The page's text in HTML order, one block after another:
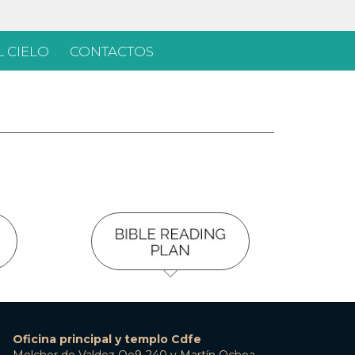
CIELO CONTACTOS
Oficina principal y templo Cdfe